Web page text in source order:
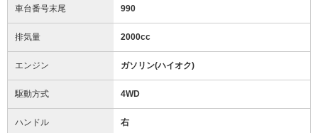
車台番号末尾 990
排気量 2000cc
エンジン ガソリン(ハイオク)
駆動方式 4WD
ハンドル 右